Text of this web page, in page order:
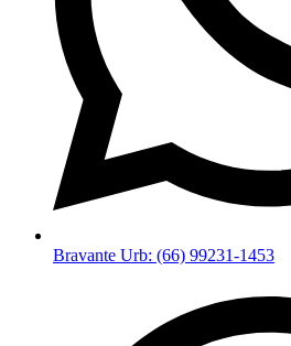
Bravante Urb: (66) 99231-1453